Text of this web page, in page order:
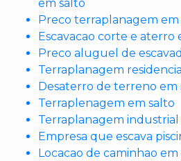
em salto
Preco terraplanagem em
Escavacao corte e aterro
Preco aluguel de
Terraplanagem
Desaterro de terreno em
Terraplenagem em salto
Terraplanagem industrial
Empresa que escava
Locacao de caminhao em